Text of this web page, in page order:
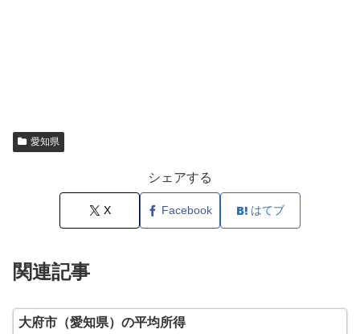
愛知県
シェアする
X Facebook はてブ
関連記事
大府市（愛知県）の平均所得